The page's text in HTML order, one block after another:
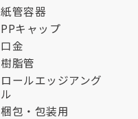
紙管容器
PPキャップ
口金
樹脂管
ロールエッジアング
ル
梱包・包装用